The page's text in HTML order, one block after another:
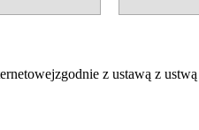
zgodnie z ustawą z